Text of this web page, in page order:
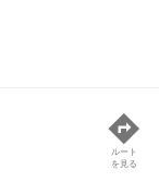
ルート
を見る